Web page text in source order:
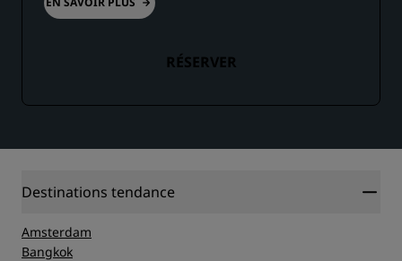
RÉSERVER
Destinations tendance
Amsterdam
Bangkok